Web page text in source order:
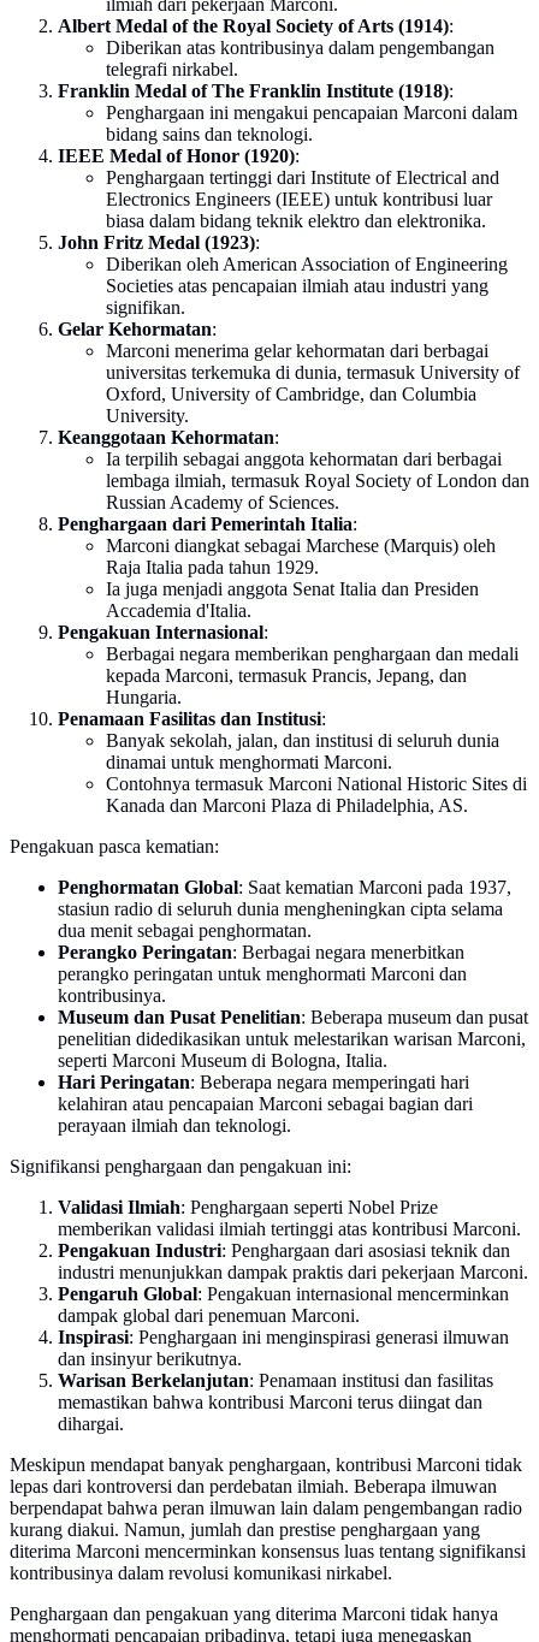
Albert Medal of the Royal Society of Arts (1914):
Diberikan atas kontribusinya dalam pengembangan
telegrafi nirkabel.
Franklin Medal of The Franklin Institute (1918):
Penghargaan ini mengakui pencapaian Marconi dalam
bidang sains dan teknologi.
IEEE Medal of Honor (1920):
Penghargaan tertinggi dari Institute of Electrical and
Electronics Engineers (IEEE) untuk kontribusi luar
biasa dalam bidang teknik elektro dan elektronika.
John Fritz Medal (1923):
Diberikan oleh American Association of Engineering
Societies atas pencapaian ilmiah atau industri yang
signifikan.
Gelar Kehormatan:
Marconi menerima gelar kehormatan dari berbagai
universitas terkemuka di dunia, termasuk University of
Oxford, University of Cambridge, dan Columbia
University.
Keanggotaan Kehormatan:
Ia terpilih sebagai anggota kehormatan dari berbagai
lembaga ilmiah, termasuk Royal Society of London dan
Russian Academy of Sciences.
Penghargaan dari Pemerintah Italia:
Marconi diangkat sebagai Marchese (Marquis) oleh
Raja Italia pada tahun 1929.
Ia juga menjadi anggota Senat Italia dan Presiden
Accademia d'Italia.
Pengakuan Internasional:
Berbagai negara memberikan penghargaan dan medali
kepada Marconi, termasuk Prancis, Jepang, dan
Hungaria.
Penamaan Fasilitas dan Institusi:
Banyak sekolah, jalan, dan institusi di seluruh dunia
dinamai untuk menghormati Marconi.
Contohnya termasuk Marconi National Historic Sites di
Kanada dan Marconi Plaza di Philadelphia, AS.
Pengakuan pasca kematian:
Penghormatan Global: Saat kematian Marconi pada 1937,
stasiun radio di seluruh dunia mengheningkan cipta selama
dua menit sebagai penghormatan.
Perangko Peringatan: Berbagai negara menerbitkan
perangko peringatan untuk menghormati Marconi dan
kontribusinya.
Museum dan Pusat Penelitian: Beberapa museum dan pusat
penelitian didedikasikan untuk melestarikan warisan Marconi,
seperti Marconi Museum di Bologna, Italia.
Hari Peringatan: Beberapa negara memperingati hari
kelahiran atau pencapaian Marconi sebagai bagian dari
perayaan ilmiah dan teknologi.
Signifikansi penghargaan dan pengakuan ini:
Validasi Ilmiah: Penghargaan seperti Nobel Prize
memberikan validasi ilmiah tertinggi atas kontribusi Marconi.
Pengakuan Industri: Penghargaan dari asosiasi teknik dan
industri menunjukkan dampak praktis dari pekerjaan Marconi.
Pengaruh Global: Pengakuan internasional mencerminkan
dampak global dari penemuan Marconi.
Inspirasi: Penghargaan ini menginspirasi generasi ilmuwan
dan insinyur berikutnya.
Warisan Berkelanjutan: Penamaan institusi dan fasilitas
memastikan bahwa kontribusi Marconi terus diingat dan
dihargai.
Meskipun mendapat banyak penghargaan, kontribusi Marconi tidak
lepas dari kontroversi dan perdebatan ilmiah. Beberapa ilmuwan
berpendapat bahwa peran ilmuwan lain dalam pengembangan radio
kurang diakui. Namun, jumlah dan prestise penghargaan yang
diterima Marconi mencerminkan konsensus luas tentang signifikansi
kontribusinya dalam revolusi komunikasi nirkabel.
Penghargaan dan pengakuan yang diterima Marconi tidak hanya
menghormati pencapaian pribadinya, tetapi juga menegaskan